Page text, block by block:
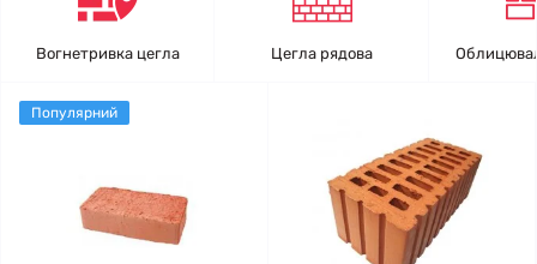
Вогнетривка цегла Цегла рядова
Популярний